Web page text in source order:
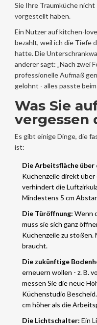
Sie Ihre Traumküche nicht
vorgestellt haben.
Ein Nutzer auf kitchen-
bezahlt, weil ich die Tiefe
hatte. Die
anderer sagt: „Nach zwei
professionelle Aufmaß
gelohnt - alles passte
Was Sie
vergessen
Es gibt einige Dinge, die
ist:
Die Arbeitsfläche über
Küchenzeile direkt über
verhindert die
Mindestens 5 cm
Die Türöffnung: Wenn
muss sie sich ganz
Küchenzeile zu stoßen.
braucht.
Die zukünftige
erneuern wollen - z. B.
messen Sie die neue
Küchenstudio
cm höher als die
Die Lichtschalter: Ein